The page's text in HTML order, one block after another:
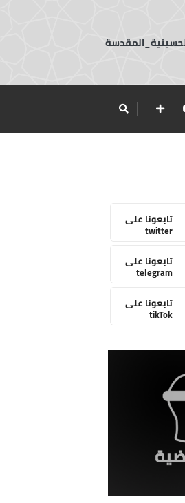
تابعونا على
twitter
تابعونا على
telegram
تابعونا على
tikTok